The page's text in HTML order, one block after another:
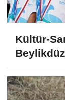
Kültür-